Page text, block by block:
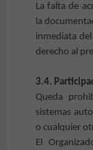
La falta de
la
inmediata
derecho al
3.4.
Queda
sistemas
o cualquier
El